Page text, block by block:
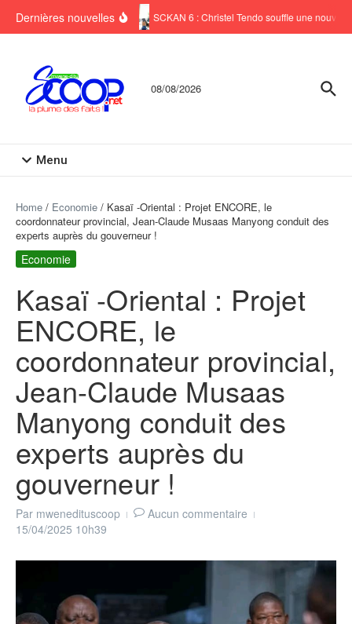
Dernières nouvelles SCKAN 6 : Christel Tendo souffle une nouvelle
08/08/2026
Menu
Home / Economie / Kasaï -Oriental : Projet ENCORE, le
coordonnateur provincial, Jean-Claude Musaas Manyong conduit des
experts auprès du gouverneur !
Economie
Kasaï -Oriental : Projet
ENCORE, le
coordonnateur provincial,
Jean-Claude Musaas
Manyong conduit des
experts auprès du
gouverneur !
Par mwenedituscoop
Aucun commentaire
15/04/2025 10h39